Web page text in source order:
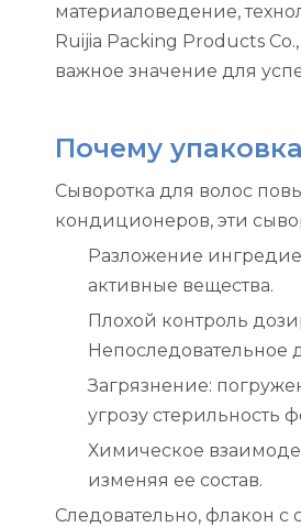
материаловедение,
Ruijia Packing Products
важное значение для
Почему
Сыворотка для волос
кондиционеров, эти
Разложение
активные вещества.
Плохой контроль
Непоследовательное
Загрязнение:
угрозу стерильность
Химическое
изменяя ее состав.
Следовательно, флакон с